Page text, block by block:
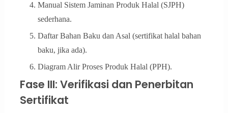
Manual Sistem Jaminan Produk Halal (SJPH)
sederhana.
Daftar Bahan Baku dan Asal (sertifikat halal bahan
baku, jika ada).
Diagram Alir Proses Produk Halal (PPH).
Fase III: Verifikasi dan Penerbitan
Sertifikat